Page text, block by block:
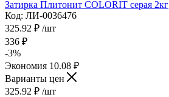
Затирка Плитонит COLORIT серая 2кг
Код: ЛИ-0036476
325.92 ₽ /шт
336 ₽
-3%
Экономия 10.08 ₽
Варианты цен
325.92 ₽ /шт